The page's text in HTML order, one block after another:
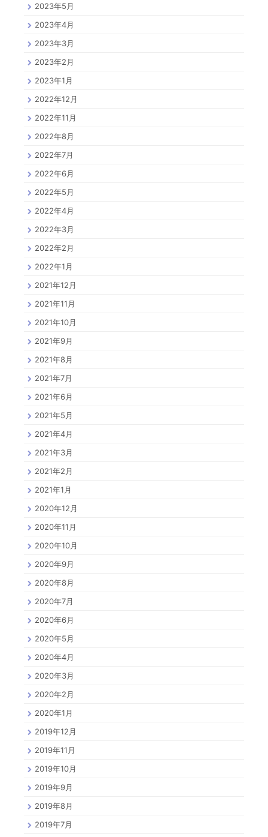
2023年5月
2023年4月
2023年3月
2023年2月
2023年1月
2022年12月
2022年11月
2022年8月
2022年7月
2022年6月
2022年5月
2022年4月
2022年3月
2022年2月
2022年1月
2021年12月
2021年11月
2021年10月
2021年9月
2021年8月
2021年7月
2021年6月
2021年5月
2021年4月
2021年3月
2021年2月
2021年1月
2020年12月
2020年11月
2020年10月
2020年9月
2020年8月
2020年7月
2020年6月
2020年5月
2020年4月
2020年3月
2020年2月
2020年1月
2019年12月
2019年11月
2019年10月
2019年9月
2019年8月
2019年7月